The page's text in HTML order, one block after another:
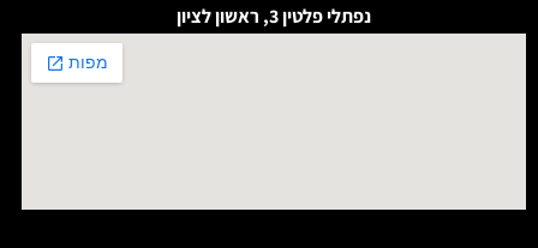
נפתלי פלטין 3, ראשון לציון